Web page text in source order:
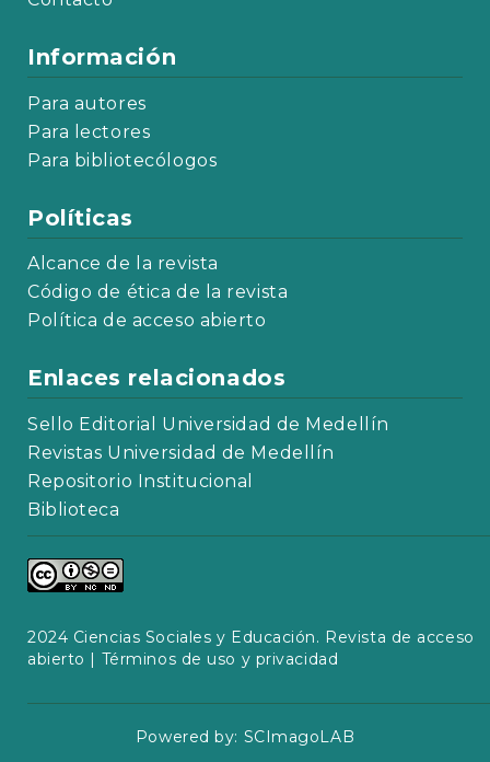
Información
Para autores
Para lectores
Para bibliotecólogos
Políticas
Alcance de la revista
Código de ética de la revista
Política de acceso abierto
Enlaces relacionados
Sello Editorial Universidad de Medellín
Revistas Universidad de Medellín
Repositorio Institucional
Biblioteca
2024 Ciencias Sociales y Educación. Revista de acceso
abierto | Términos de uso y privacidad
Powered by: SCImagoLAB